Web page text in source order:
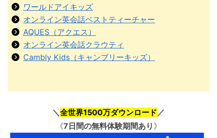
ワールドアイキッズ
オンライン英会話ベストティーチャー
AQUES（アクエス）
オンライン英会話クラウティ
Cambly Kids（キャンブリーキッズ）
＼ 全世界1500万ダウンロード ／
《7日間の無料体験期間あり 》